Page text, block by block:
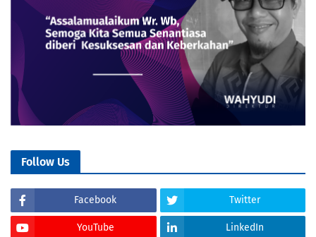
Follow Us
Facebook Twitter
YouTube LinkedIn